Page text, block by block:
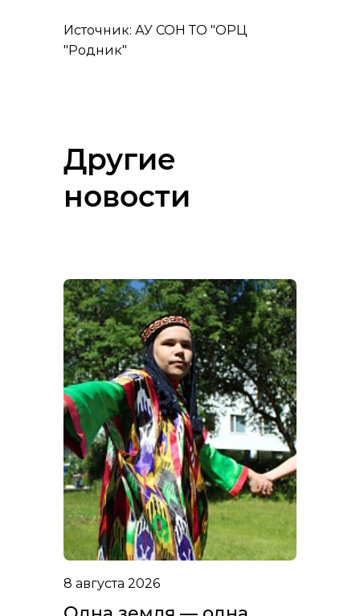
Источник: АУ СОН ТО "ОРЦ
"Родник"
Другие
новости
8 августа 2026